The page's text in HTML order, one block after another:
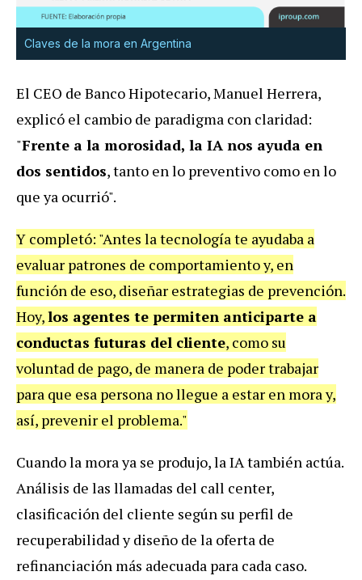
Claves de la mora en Argentina
El CEO de Banco Hipotecario, Manuel Herrera,
explicó el cambio de paradigma con claridad:
"Frente a la morosidad, la IA nos ayuda en
dos sentidos, tanto en lo preventivo como en lo
que ya ocurrió".
Y completó: "Antes la tecnología te ayudaba a
evaluar patrones de comportamiento y, en
función de eso, diseñar estrategias de prevención.
Hoy,los agentes te permiten anticiparte a
conductas futuras del cliente, como su
voluntad de pago, de manera de poder trabajar
para que esa persona no llegue a estar en mora y,
así, prevenir el problema."
Cuando la mora ya se produjo, la IA también actúa.
Análisis de las llamadas del call center,
clasificación del cliente según su perfil de
recuperabilidad y diseño de la oferta de
refinanciación más adecuada para cada caso.